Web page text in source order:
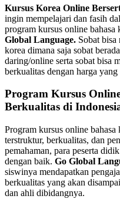
Kursus Korea Online
ingin mempelajari dan fasih
program kursus online bahasa
Global Language. Sobat bisa
korea dimana saja sobat
daring/online serta sobat bisa
berkualitas dengan harga
Program Kursus
Berkualitas di
Program kursus online
terstruktur, berkualitas, dan
pemahaman, para peserta
dengan baik. Go Global
siswinya mendapatkan
berkualitas yang akan
dan ahli dibidangnya.